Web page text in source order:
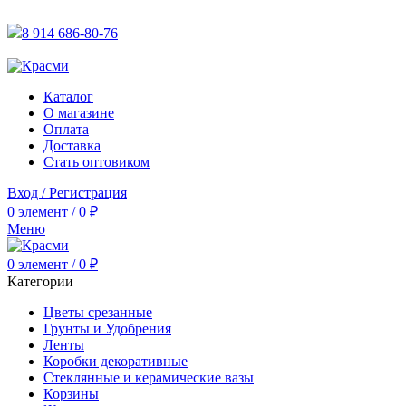
8 914 686-80-76
Каталог
О магазине
Оплата
Доставка
Стать оптовиком
Вход / Регистрация
0 элемент / 0 ₽
Меню
0 элемент / 0 ₽
Категории
Цветы срезанные
Грунты и Удобрения
Ленты
Коробки декоративные
Стеклянные и керамические вазы
Корзины